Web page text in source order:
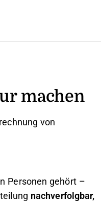
machen
von
Personen gehört –
nachverfolgbar,